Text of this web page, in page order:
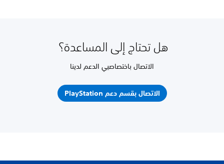
هل تحتاج إلى المساعدة؟
الاتصال باختصاصيي الدعم لدينا
الاتصال بقسم دعم PlayStation